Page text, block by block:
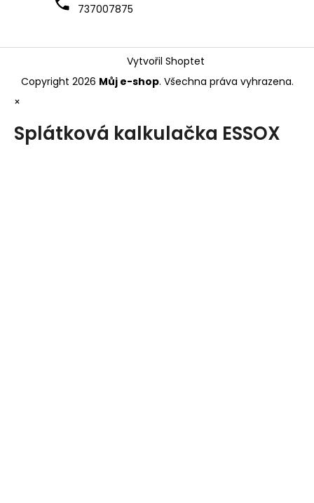
737007875
Vytvořil Shoptet
Copyright 2026 Můj e-shop. Všechna práva vyhrazena.
×
Splátková kalkulačka ESSOX